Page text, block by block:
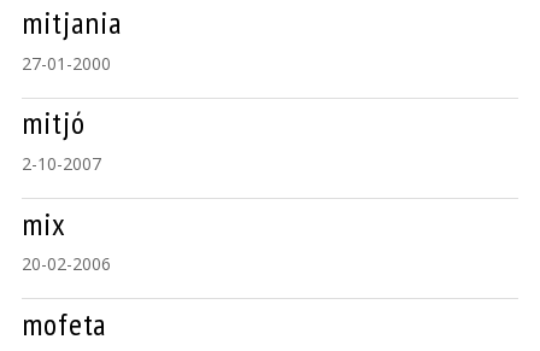
mitjania
27-01-2000
mitjó
2-10-2007
mix
20-02-2006
mofeta